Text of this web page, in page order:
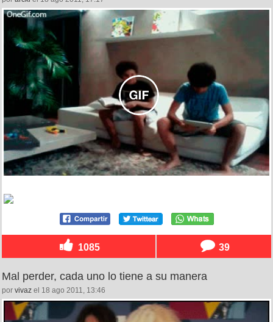
1085 39
Mal perder, cada uno lo tiene a su manera
por vivaz el 18 ago 2011, 13:46